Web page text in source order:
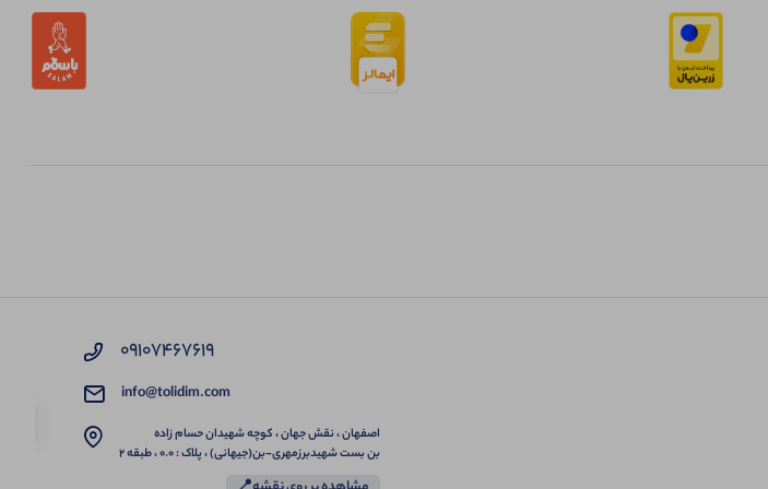
09107467619
info@tolidim.com
اصفهان ، نقش جهان ، کوچه شهیدان حسام زاده
بن بست شهیدبرزمهری-بن(جیهانی) ، پلاک : 0.0 ، طبقه 2